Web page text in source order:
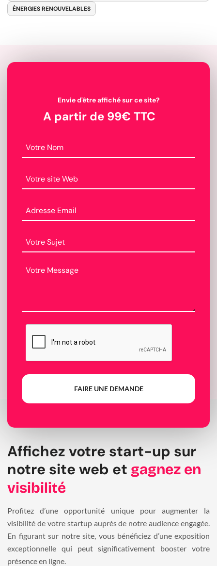
ÉNERGIES RENOUVELABLES
Envie d'être affiché sur ce site?
A partir de 99€ TTC
FAIRE UNE DEMANDE
Affichez votre start-up sur
notre site web et gagnez en
visibilité
Profitez d’une opportunité unique pour augmenter la
visibilité de votre startup auprès de notre audience engagée.
En figurant sur notre site, vous bénéficiez d’une exposition
exceptionnelle qui peut significativement booster votre
présence en ligne.